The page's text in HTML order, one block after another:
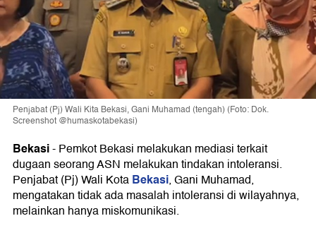
Penjabat (Pj) Wali Kita Bekasi, Gani Muhamad (tengah) (Foto: Dok.
Screenshot @humaskotabekasi)
Bekasi-Pemkot Bekasi melakukan mediasi terkait
dugaan seorang ASN melakukan tindakan intoleransi.
Penjabat (Pj) Wali KotaBekasi, Gani Muhamad,
mengatakan tidak ada masalah intoleransi di wilayahnya,
melainkan hanya miskomunikasi.